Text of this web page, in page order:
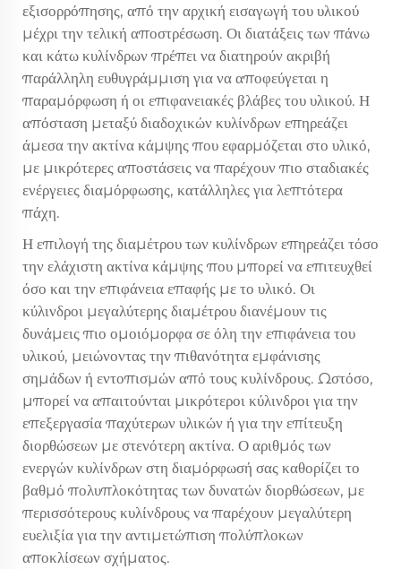
εξισορρόπησης, από την αρχική εισαγωγή του υλικού
μέχρι την τελική αποστρέσωση. Οι διατάξεις των πάνω
και κάτω κυλίνδρων πρέπει να διατηρούν ακριβή
παράλληλη ευθυγράμμιση για να αποφεύγεται η
παραμόρφωση ή οι επιφανειακές βλάβες του υλικού. Η
απόσταση μεταξύ διαδοχικών κυλίνδρων επηρεάζει
άμεσα την ακτίνα κάμψης που εφαρμόζεται στο υλικό,
με μικρότερες αποστάσεις να παρέχουν πιο σταδιακές
ενέργειες διαμόρφωσης, κατάλληλες για λεπτότερα
πάχη.
Η επιλογή της διαμέτρου των κυλίνδρων επηρεάζει τόσο
την ελάχιστη ακτίνα κάμψης που μπορεί να επιτευχθεί
όσο και την επιφάνεια επαφής με το υλικό. Οι
κύλινδροι μεγαλύτερης διαμέτρου διανέμουν τις
δυνάμεις πιο ομοιόμορφα σε όλη την επιφάνεια του
υλικού, μειώνοντας την πιθανότητα εμφάνισης
σημάδων ή εντοπισμών από τους κυλίνδρους. Ωστόσο,
μπορεί να απαιτούνται μικρότεροι κύλινδροι για την
επεξεργασία παχύτερων υλικών ή για την επίτευξη
διορθώσεων με στενότερη ακτίνα. Ο αριθμός των
ενεργών κυλίνδρων στη διαμόρφωσή σας καθορίζει το
βαθμό πολυπλοκότητας των δυνατών διορθώσεων, με
περισσότερους κυλίνδρους να παρέχουν μεγαλύτερη
ευελιξία για την αντιμετώπιση πολύπλοκων
αποκλίσεων σχήματος.